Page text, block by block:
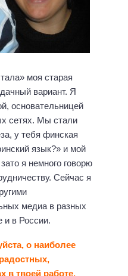
моя старая
вариант. Я
основательницей
сетях. Мы стали
у тебя финская
язык?» и мой
я немного говорю
Сейчас я
медиа в разных
и в России.
о наиболее
в твоей работе.